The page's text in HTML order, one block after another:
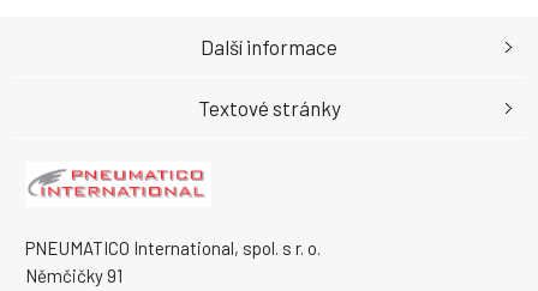
PNEUMATICO International, spol. s r. o.
Němčičky 91
Další informace
Textové stránky